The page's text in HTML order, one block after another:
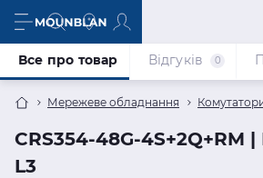
Мережеве обладнання
CRS354-48G-4S+2Q+RM
L3
Все про товар Відгуків 0